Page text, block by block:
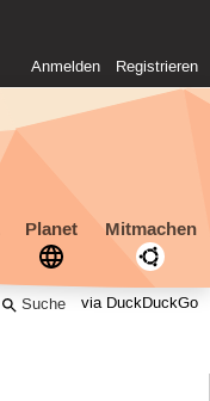
Anmelden Registrieren
Planet Mitmachen
via DuckDuckGo